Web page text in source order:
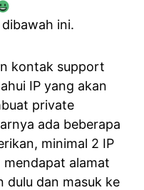
ini.
kontak support
IP yang akan
private
ada beberapa
minimal 2 IP
mendapat alamat
dulu dan masuk ke